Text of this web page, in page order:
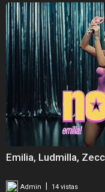
Emilia, Ludmilla,
Admin 14 vistas